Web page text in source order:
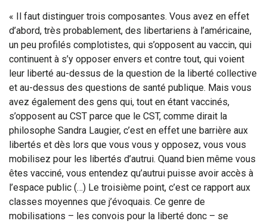
« Il faut distinguer trois composantes. Vous avez en effet
d’abord, très probablement, des libertariens à l’américaine,
un peu profilés complotistes, qui s’opposent au vaccin, qui
continuent à s’y opposer envers et contre tout, qui voient
leur liberté au-dessus de la question de la liberté collective
et au-dessus des questions de santé publique. Mais vous
avez également des gens qui, tout en étant vaccinés,
s’opposent au CST parce que le CST, comme dirait la
philosophe Sandra Laugier, c’est en effet une barrière aux
libertés et dès lors que vous vous y opposez, vous vous
mobilisez pour les libertés d’autrui. Quand bien même vous
êtes vacciné, vous entendez qu’autrui puisse avoir accès à
l’espace public (…) Le troisième point, c’est ce rapport aux
classes moyennes que j’évoquais. Ce genre de
mobilisations – les convois pour la liberté donc – se